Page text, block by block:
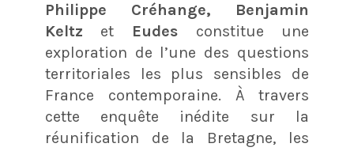
Philippe Créhange,
Benjamin
Keltz et Eudes constitue une
exploration de l’une des questions
territoriales les plus sensibles de
France contemporaine. À travers
cette enquête inédite sur la
réunification de la Bretagne, les